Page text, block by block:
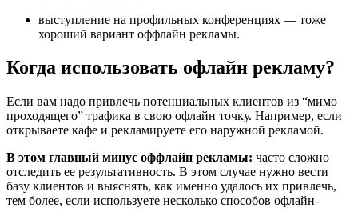
выступление на профильных конференциях — тоже
хороший вариант оффлайн рекламы.
Когда использовать офлайн рекламу?
Если вам надо привлечь потенциальных клиентов из “мимо
проходящего” трафика в свою офлайн точку. Например, если
открываете кафе и рекламируете его наружной рекламой.
В этом главный минус оффлайн рекламы: часто сложно
отследить ее результативность. В этом случае нужно вести
базу клиентов и выяснять, как именно удалось их привлечь,
тем более, если используете несколько способов офлайн-